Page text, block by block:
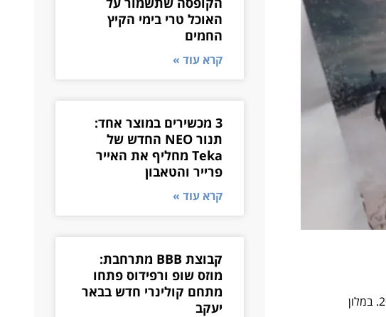
הסופר חושף את סיפורם של לוחמי עילית במאבק נגד תוכניתו המסוכנת של סאדאם חוסיין. ההרצאה תיערך ב-12 בנובמבר 2025. במלון
האוכל טרי בימי הקיץ
החמים
קרא עוד »
3 מכשירים במוצר אחד:
תנור NEO החדש של
Teka מחליף את האייר
פרייר והטאבון
קרא עוד »
קבוצת BBB מתרחבת:
מוזס שופ ורפידוס פתחו
מתחם קולינרי חדש בבאר
יעקב